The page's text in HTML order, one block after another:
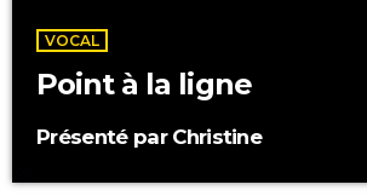
VOCAL
Point à la ligne
Présenté par Christine